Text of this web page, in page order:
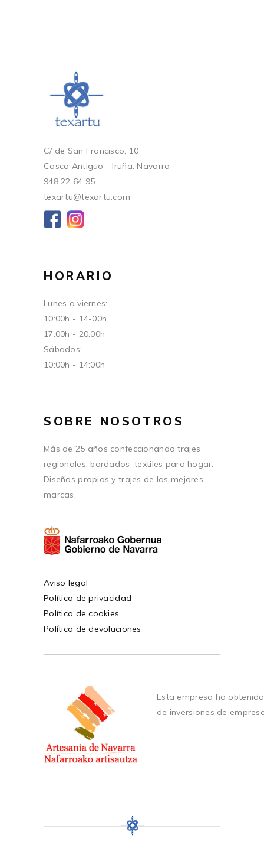
C/ de San Francisco, 10
Casco Antiguo - Iruña. Navarra
948 22 64 95
texartu@texartu.com
HORARIO
Lunes a viernes:
10:00h - 14-00h
17:00h - 20:00h
Sábados:
10:00h - 14:00h
SOBRE NOSOTROS
Más de 25 años confeccionando trajes
regionales, bordados, textiles para hogar.
Diseños propios y trajes de las mejores
marcas.
Aviso legal
Política de privacidad
Política de cookies
Política de devoluciones
Esta empresa ha
de inversiones de